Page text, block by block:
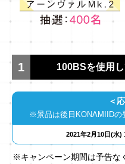
1 100BSを使用
＜
※景品は後日KONAMIIDの
2021年2月10日(水)
※キャンペーン期間は予告な